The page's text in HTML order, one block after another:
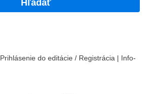
Hľadať
Prihlásenie do editácie / Registrácia | Info-